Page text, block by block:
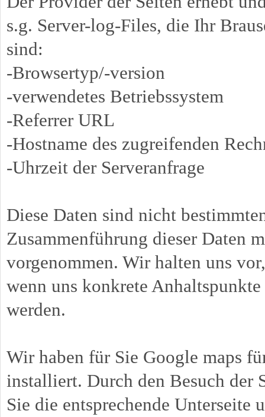
s.g. Server-log-Files, die Ihr
sind:
-Browsertyp/-version
-verwendetes Betriebssystem
-Referrer URL
-Hostname des zugreifenden
-Uhrzeit der Serveranfrage
Diese Daten sind nicht
Zusammenführung dieser Daten
vorgenommen. Wir halten uns
wenn uns konkrete
werden.
Wir haben für Sie Google maps
installiert. Durch den Besuch der
Sie die entsprechende Unterseite